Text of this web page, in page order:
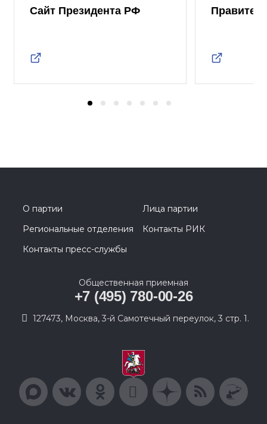
Сайт Президента РФ
О партии
Лица партии
Региональные отделения
Контакты РИК
Контакты пресс-службы
Общественная приемная
+7 (495) 780-00-26
127473, Москва, 3-й Самотечный переулок, 3 стр. 1.